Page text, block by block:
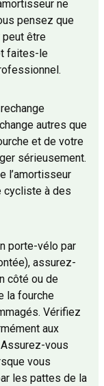
ne
pensez que
peut être
faites-le
autres que
et de votre
sérieusement.
l’amortisseur
cycliste à des
porte-vélo par
assurez-
côté ou de
la fourche
Vérifiez
aux
vous
vous
les pattes de la